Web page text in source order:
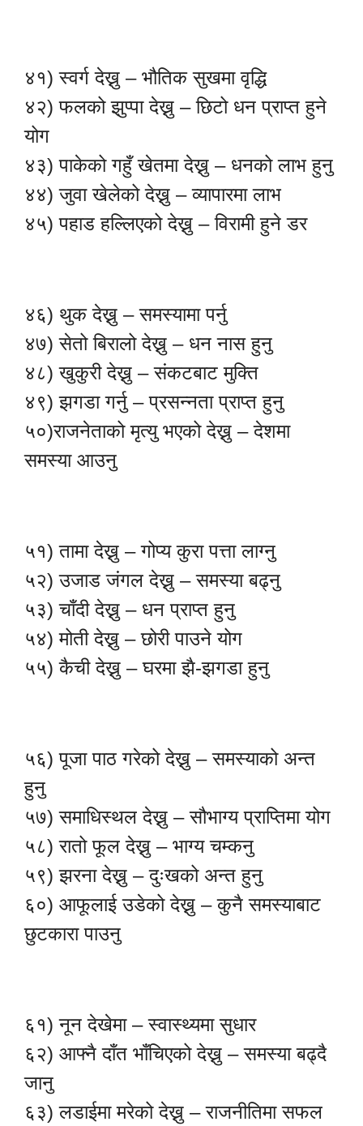
४१) स्वर्ग देख्नु – भौतिक सुखमा वृद्धि
४२) फलको झुप्पा देख्नु – छिटो धन प्राप्त हुने
योग
४३) पाकेको गहुँ खेतमा देख्नु – धनको लाभ हुनु
४४) जुवा खेलेको देख्नु – व्यापारमा लाभ
४५) पहाड हल्लिएको देख्नु – विरामी हुने डर
४६) थुक देख्नु – समस्यामा पर्नु
४७) सेतो बिरालो देख्नु – धन नास हुनु
४८) खुकुरी देख्नु – संकटबाट मुक्ति
४९) झगडा गर्नु – प्रसन्नता प्राप्त हुनु
५०)राजनेताको मृत्यु भएको देख्नु – देशमा
समस्या आउनु
५१) तामा देख्नु – गोप्य कुरा पत्ता लाग्नु
५२) उजाड जंगल देख्नु – समस्या बढ्नु
५३) चाँदी देख्नु – धन प्राप्त हुनु
५४) मोती देख्नु – छोरी पाउने योग
५५) कैची देख्नु – घरमा झै-झगडा हुनु
५६) पूजा पाठ गरेको देख्नु – समस्याको अन्त
हुनु
५७) समाधिस्थल देख्नु – सौभाग्य प्राप्तिमा योग
५८) रातो फूल देख्नु – भाग्य चम्कनु
५९) झरना देख्नु – दुःखको अन्त हुनु
६०) आफूलाई उडेको देख्नु – कुनै समस्याबाट
छुटकारा पाउनु
६१) नून देखेमा – स्वास्थ्यमा सुधार
६२) आफ्नै दाँत भाँचिएको देख्नु – समस्या बढ्दै
जानु
६३) लडाईमा मरेको देख्नु – राजनीतिमा सफल